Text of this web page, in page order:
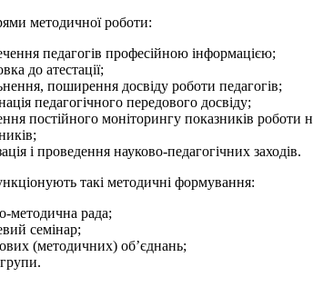
методичної роботи:
педагогів професійною інформацією;
до атестації;
поширення досвіду роботи педагогів;
педагогічного передового досвіду;
постійного моніторингу показників роботи
і проведення науково-педагогічних заходів.
такі методичні формування:
методична рада;
семінар;
(методичних) об’єднань;